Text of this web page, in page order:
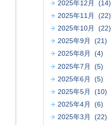
2025年12月 (14)
2025年11月 (22)
2025年10月 (22)
2025年9月 (21)
2025年8月 (4)
2025年7月 (5)
2025年6月 (5)
2025年5月 (10)
2025年4月 (6)
2025年3月 (22)